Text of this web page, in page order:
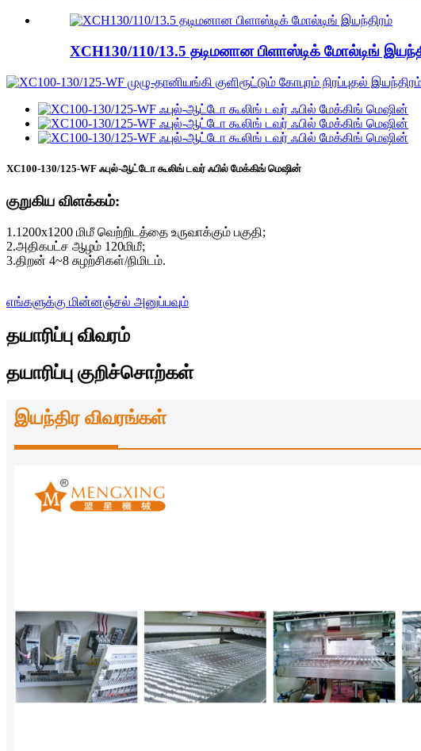
XCH130/110/13.5 தடிமனான பிளாஸ்டிக் மோல்டிங்
XC100-130/125-WF ஃபுல்-ஆட்டோ கூலிங் டவர் ஃபில் மேக்கிங் மெஷின்
குறுகிய விளக்கம்:
1.1200x1200 மிமீ வெற்றிடத்தை உருவாக்கும் பகுதி;
2.அதிகபட்ச ஆழம் 120மிமீ;
3.திறன் 4~8 சுழற்சிகள்/நிமிடம்.
எங்களுக்கு மின்னஞ்சல் அனுப்பவும்
தயாரிப்பு விவரம்
தயாரிப்பு குறிச்சொற்கள்
இயந்திர விவரங்கள்